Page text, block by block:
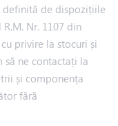
definită de dispozițiile
Nr. 1107 din
privire la stocuri și
să ne contactați la
și componența
fără